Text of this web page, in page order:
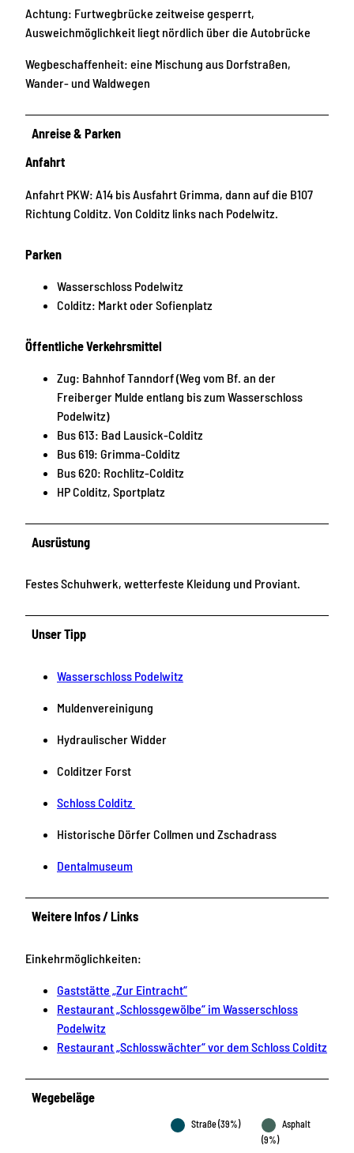
Achtung: Furtwegbrücke zeitweise gesperrt,
Ausweichmöglichkeit liegt nördlich über die Autobrücke
Wegbeschaffenheit: eine Mischung aus Dorfstraßen,
Wander- und Waldwegen
Anreise & Parken
Anfahrt
Anfahrt PKW: A14 bis Ausfahrt Grimma, dann auf die B107
Richtung Colditz. Von Colditz links nach Podelwitz.
Parken
Wasserschloss Podelwitz
Colditz: Markt oder Sofienplatz
Öffentliche Verkehrsmittel
Zug: Bahnhof Tanndorf (Weg vom Bf. an der
Freiberger Mulde entlang bis zum Wasserschloss
Podelwitz)
Bus 613: Bad Lausick-Colditz
Bus 619: Grimma-Colditz
Bus 620: Rochlitz-Colditz
HP Colditz, Sportplatz
Ausrüstung
Festes Schuhwerk, wetterfeste Kleidung und Proviant.
Unser Tipp
Wasserschloss Podelwitz
Muldenvereinigung
Hydraulischer Widder
Colditzer Forst
Schloss Colditz
Historische Dörfer Collmen und Zschadrass
Dentalmuseum
Weitere Infos / Links
Einkehrmöglichkeiten:
Gaststätte „Zur Eintracht“
Restaurant „Schlossgewölbe“ im Wasserschloss
Podelwitz
Restaurant „Schlosswächter“ vor dem Schloss Colditz
Wegebeläge
Straße (39%)
Asphalt
(9%)